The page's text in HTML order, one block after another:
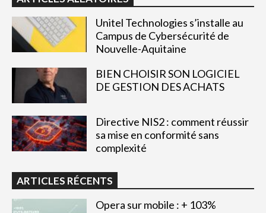
Unitel Technologies s’installe au
Campus de Cybersécurité de
Nouvelle-Aquitaine
BIEN CHOISIR SON LOGICIEL
DE GESTION DES ACHATS
Directive NIS2 : comment réussir
sa mise en conformité sans
complexité
ARTICLES RÉCENTS
Opera sur mobile : + 103%